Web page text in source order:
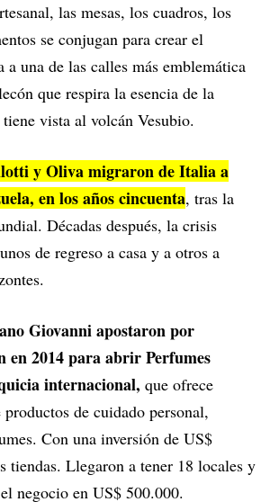
las mesas, los cuadros, los
se conjugan para crear el
a una de las calles más emblemática
que respira la esencia de la
vista al volcán Vesubio.
y Oliva migraron de Italia a
en los años cincuenta, tras la
Décadas después, la crisis
de regreso a casa y a otros a
Giovanni apostaron por
en 2014 para abrir Perfumes
internacional, que ofrece
de cuidado personal,
Con una inversión de US$
tiendas. Llegaron a tener 18 locales y
negocio en US$ 500.000.